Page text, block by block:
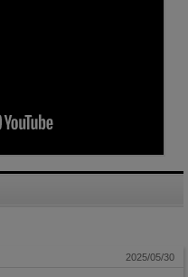
2025/05/30